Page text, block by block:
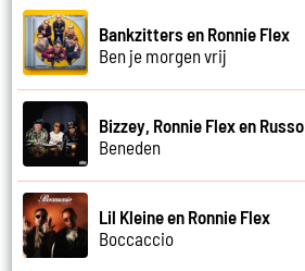
Bankzitters en Ronnie Flex
Ben je morgen vrij
Bizzey, Ronnie Flex en Russo
Beneden
Lil Kleine en Ronnie Flex
Boccaccio